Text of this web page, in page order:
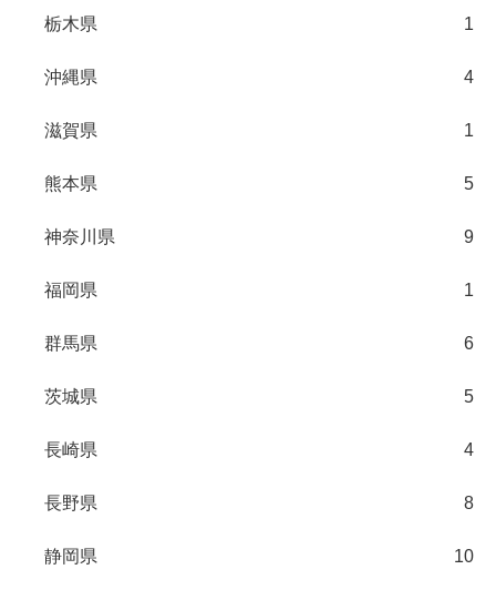
栃木県 1
沖縄県 4
滋賀県 1
熊本県 5
神奈川県 9
福岡県 1
群馬県 6
茨城県 5
長崎県 4
長野県 8
静岡県 10